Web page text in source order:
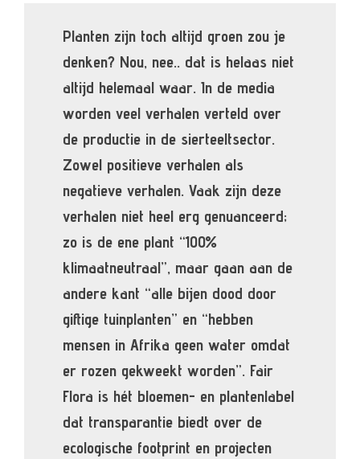
Planten zijn toch altijd groen zou je
denken? Nou, nee.. dat is helaas niet
altijd helemaal waar. In de media
worden veel verhalen verteld over
de productie in de sierteeltsector.
Zowel positieve verhalen als
negatieve verhalen. Vaak zijn deze
verhalen niet heel erg genuanceerd;
zo is de ene plant “100%
klimaatneutraal”, maar gaan aan de
andere kant “alle bijen dood door
giftige tuinplanten” en “hebben
mensen in Afrika geen water omdat
er rozen gekweekt worden”. Fair
Flora is hét bloemen- en plantenlabel
dat transparantie biedt over de
ecologische footprint en projecten